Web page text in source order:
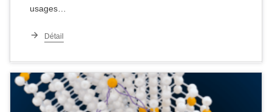
usages…
Détail